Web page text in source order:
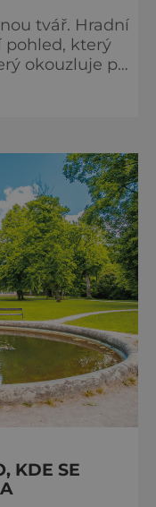
tvář. Hradní
pohled, který
okouzluje po
Pražský hrad
mí
KDE SE